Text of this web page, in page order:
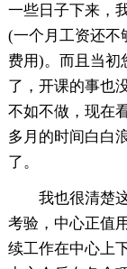
一些日子下来，
(一个月工资还不
费用)。而且当初
了，开课的事也
不如不做，现在
多月的时间白白
了。
我也很清楚
考验，中心正值
续工作在中心上